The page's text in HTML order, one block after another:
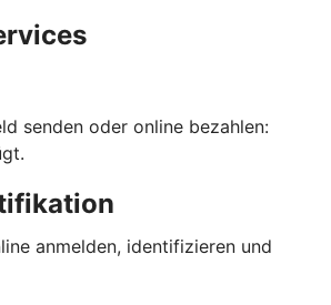
senden oder online bezahlen:
anmelden, identifizieren und